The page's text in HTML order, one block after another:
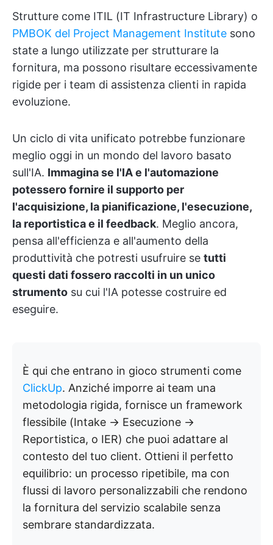
Strutture come ITIL (IT Infrastructure Library) o
PMBOK del Project Management Institute sono
state a lungo utilizzate per strutturare la
fornitura, ma possono risultare eccessivamente
rigide per i team di assistenza clienti in rapida
evoluzione.
Un ciclo di vita unificato potrebbe funzionare
meglio oggi in un mondo del lavoro basato
sull'IA. Immagina se l'IA e l'automazione
potessero fornire il supporto per
l'acquisizione, la pianificazione, l'esecuzione,
la reportistica e il feedback. Meglio ancora,
pensa all'efficienza e all'aumento della
produttività che potresti usufruire se tutti
questi dati fossero raccolti in un unico
strumento su cui l'IA potesse costruire ed
eseguire.
È qui che entrano in gioco strumenti come
ClickUp. Anziché imporre ai team una
metodologia rigida, fornisce un framework
flessibile (Intake → Esecuzione →
Reportistica, o IER) che puoi adattare al
contesto del tuo client. Ottieni il perfetto
equilibrio: un processo ripetibile, ma con
flussi di lavoro personalizzabili che rendono
la fornitura del servizio scalabile senza
sembrare standardizzata.